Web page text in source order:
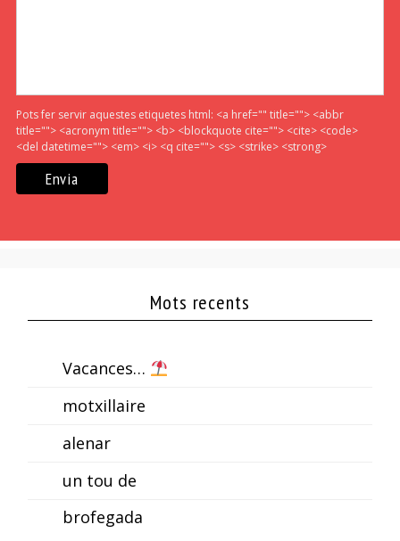
Pots fer servir aquestes etiquetes html: <a href="" title=""> <abbr
title=""> <acronym title=""> <b> <blockquote cite=""> <cite> <code>
<del datetime=""> <em> <i> <q cite=""> <s> <strike> <strong>
Mots recents
Vacances…
motxillaire
alenar
un tou de
brofegada